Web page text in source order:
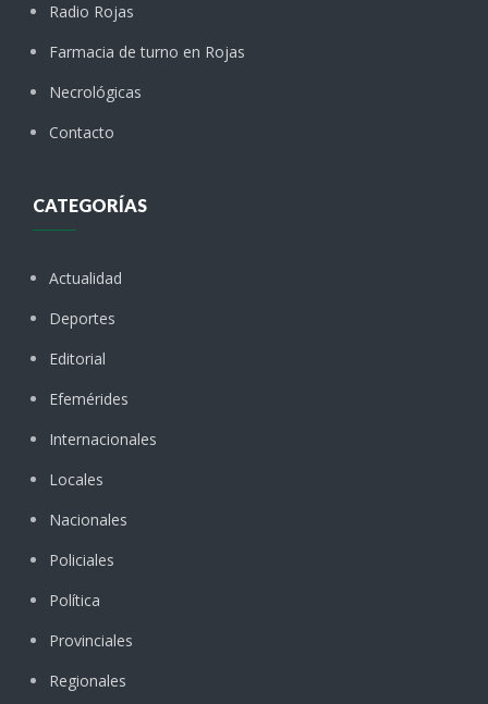
Radio Rojas
Farmacia de turno en Rojas
Necrológicas
Contacto
CATEGORÍAS
Actualidad
Deportes
Editorial
Efemérides
Internacionales
Locales
Nacionales
Policiales
Política
Provinciales
Regionales